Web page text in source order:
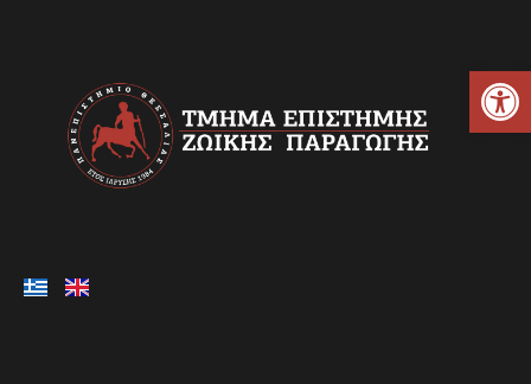
Ανοίξτε τη γραμμή εργαλείων